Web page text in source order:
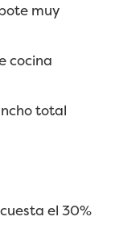
muy
cocina
total
el 30%